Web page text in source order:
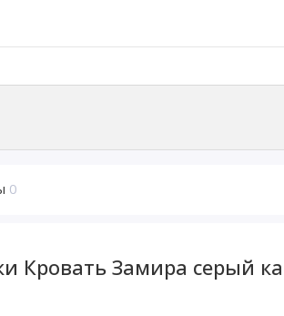
0
Кровать Замира серый